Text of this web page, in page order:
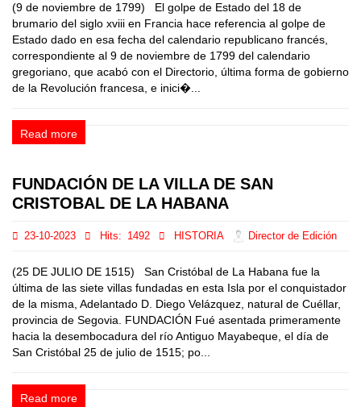
(9 de noviembre de 1799) El golpe de Estado del 18 de
brumario del siglo xviii en Francia hace referencia al golpe de
Estado dado en esa fecha del calendario republicano francés,
correspondiente al 9 de noviembre de 1799 del calendario
gregoriano, que acabó con el Directorio, última forma de gobierno
de la Revolución francesa, e inici�...
Read more
FUNDACIÓN DE LA VILLA DE SAN
CRISTOBAL DE LA HABANA
23-10-2023 Hits: 1492 HISTORIA Director de Edición
(25 DE JULIO DE 1515) San Cristóbal de La Habana fue la
última de las siete villas fundadas en esta Isla por el conquistador
de la misma, Adelantado D. Diego Velázquez, natural de Cuéllar,
provincia de Segovia. FUNDACIÓN Fué asentada primeramente
hacia la desembocadura del río Antiguo Mayabeque, el día de
San Cristóbal 25 de julio de 1515; po...
Read more